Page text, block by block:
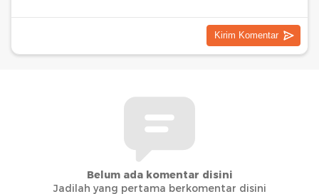
Belum ada komentar disini
Jadilah yang pertama berkomentar disini